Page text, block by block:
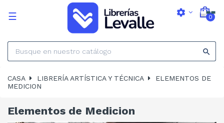

settings 0
Navegación
☰
CASA LIBRERÍA ARTÍSTICA Y TÉCNICA
ELEMENTOS DE
MEDICION
Elementos de Medicion